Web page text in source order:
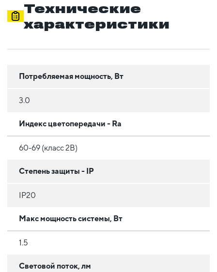
Технические
характеристики
Потребляемая мощность, Вт
3.0
Индекс цветопередачи - Ra
60-69 (класс 2B)
Степень защиты - IP
IP20
Макс мощность системы, Вт
1.5
Световой поток, лм